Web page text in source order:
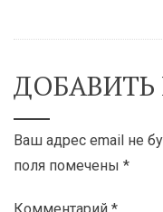
Ваш адрес email не
поля помечены *